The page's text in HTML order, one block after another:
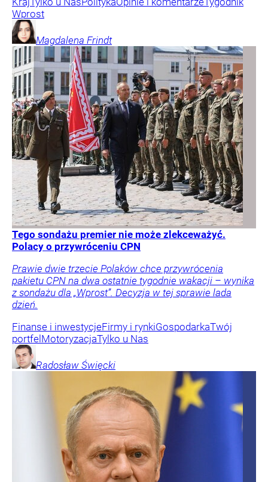
Wprost
Magdalena Frindt
Tego sondażu premier nie może zlekceważyć.
Polacy o przywróceniu CPN
Prawie dwie trzecie Polaków chce przywrócenia
pakietu CPN na dwa ostatnie tygodnie wakacji – wynika
z sondażu dla „Wprost”. Decyzja w tej sprawie lada
dzień.
Finanse i inwestycjeFirmy i rynkiGospodarkaTwój
portfel MotoryzacjaTylko u Nas
Radosław Święcki